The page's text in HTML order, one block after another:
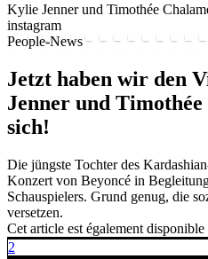
Kylie Jenner und Timothée
instagram
People-News
Jetzt haben wir den
Jenner und Timothée
sich!
Die jüngste Tochter des
Konzert von Beyoncé in
Schauspielers. Grund genug, die
versetzen.
Cet article est également disponible
2